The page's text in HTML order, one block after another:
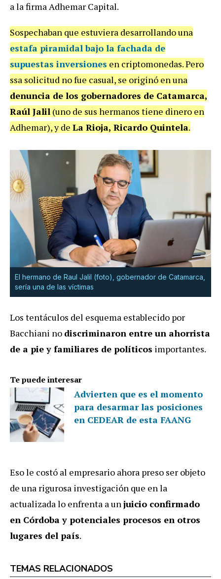
a la firma Adhemar Capital.
Sospechaban que estuviera desarrollando una
estafa piramidal bajo la fachada de
supuestas inversiones en criptomonedas. Pero
ssa solicitud no fue casual, se originó en una
denuncia de los gobernadores de Catamarca,
Raúl Jalil (uno de sus hermanos tiene dinero en
Adhemar), y de La Rioja, Ricardo Quintela.
El hermano de Raul Jalil (foto), gobernador de Catamarca,
sería una de las víctimas
Los tentáculos del esquema establecido por
Bacchiani no discriminaron entre un ahorrista
de a pie y familiares de políticos importantes.
Te puede interesar
Advierten que es el momento
para desarmar las posiciones
en CEDEAR de esta FAANG
Eso le costó al empresario ahora preso ser objeto
de una rigurosa investigación que en la
actualizada lo enfrenta a un juicio confirmado
en Córdoba y potenciales procesos en otros
lugares del país.
TEMAS RELACIONADOS